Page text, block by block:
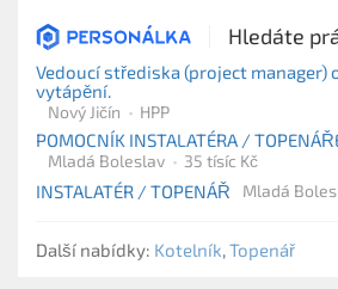
Hledáte
Vedoucí střediska (project manager)
vytápění.
Nový Jičín HPP
POMOCNÍK INSTALATÉRA /
Mladá Boleslav 35 tísíc Kč
INSTALATÉR / TOPENÁŘ Mladá
Další nabídky: Kotelník,Topenář